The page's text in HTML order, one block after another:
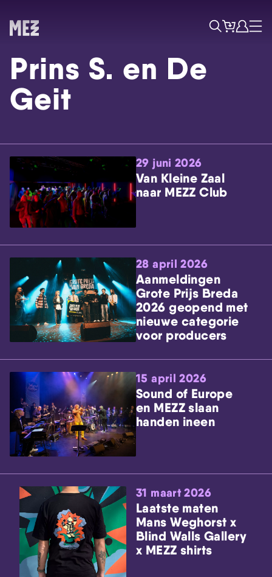
Skip navigatie
ZoekTicketsAccount
Menu
Prins S. en De
Geit
29 juni 2026
Van Kleine Zaal
naar MEZZ Club
28 april 2026
Aanmeldingen
Grote Prijs Breda
2026 geopend met
nieuwe categorie
voor producers
15 april 2026
Sound of Europe
en MEZZ slaan
handen ineen
31 maart 2026
Laatste maten
Mans Weghorst x
Blind Walls Gallery
x MEZZ shirts